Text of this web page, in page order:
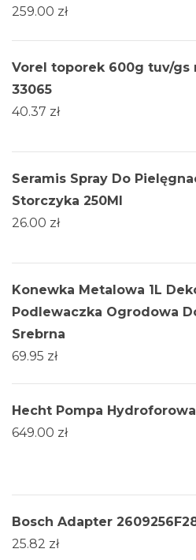
259.00 zł
Vorel toporek 600g tuv/gs
33065
40.37 zł
Seramis Spray Do
Storczyka 250Ml
26.00 zł
Konewka Metalowa 1L
Podlewaczka Ogrodowa
Srebrna
69.95 zł
Hecht Pompa Hydroforowa
649.00 zł
Bosch Adapter
25.82 zł